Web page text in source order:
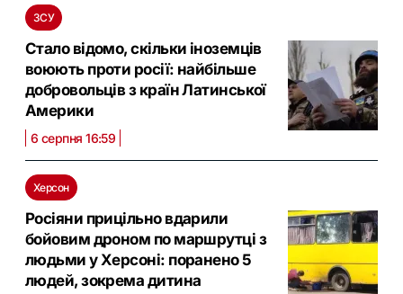
ЗСУ
Стало відомо, скільки іноземців
воюють проти росії: найбільше
добровольців з країн Латинської
Америки
6 серпня 16:59
Херсон
Росіяни прицільно вдарили
бойовим дроном по маршрутці з
людьми у Херсоні: поранено 5
людей, зокрема дитина